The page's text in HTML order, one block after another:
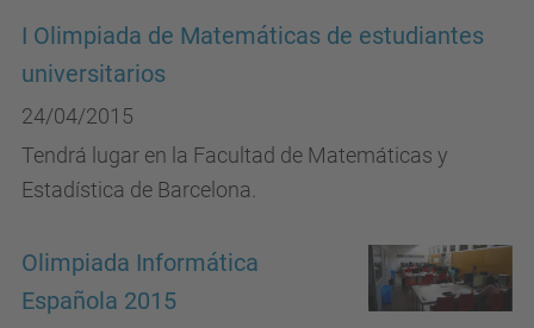
I Olimpiada de Matemáticas de estudiantes
universitarios
24/04/2015
Tendrá lugar en la Facultad de Matemáticas y
Estadística de Barcelona.
Olimpiada Informática
Española 2015